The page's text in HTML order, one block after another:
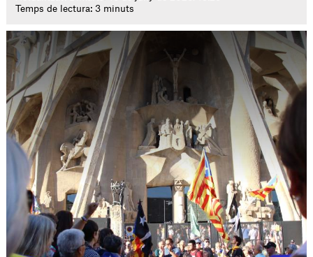
Temps de lectura: 3 minuts